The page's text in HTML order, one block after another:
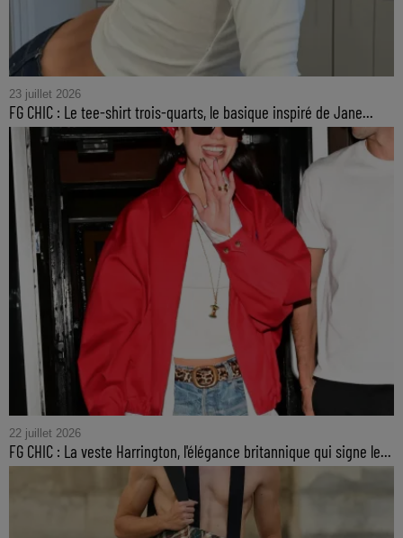
23 juillet 2026
FG CHIC : Le tee-shirt trois-quarts, le basique inspiré de Jane...
22 juillet 2026
FG CHIC : La veste Harrington, l'élégance britannique qui signe le...